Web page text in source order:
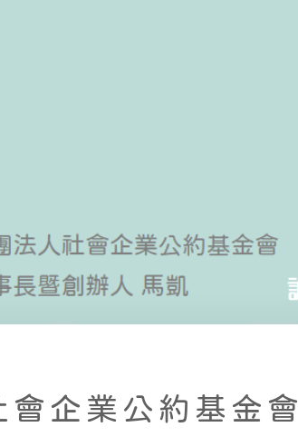
會企業公約基金會